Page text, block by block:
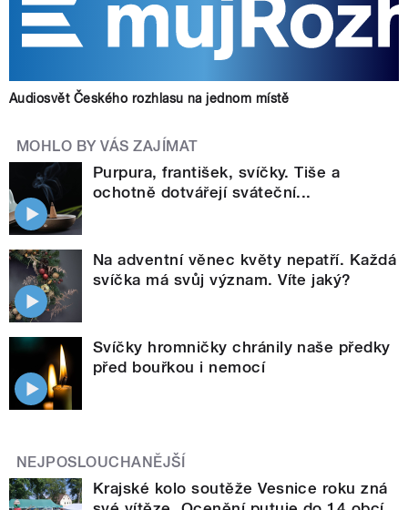
Audiosvět Českého rozhlasu na jednom místě
MOHLO BY VÁS ZAJÍMAT
Purpura, františek, svíčky. Tiše a
ochotně dotvářejí sváteční...
Na adventní věnec květy nepatří. Každá
svíčka má svůj význam. Víte jaký?
Svíčky hromničky chránily naše předky
před bouřkou i nemocí
NEJPOSLOUCHANĚJŠÍ
Krajské kolo soutěže Vesnice roku zná